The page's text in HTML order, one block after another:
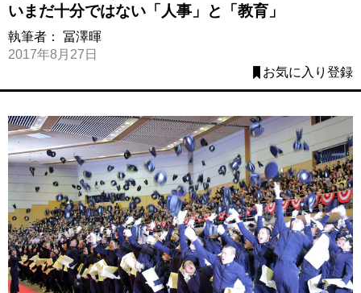
いまだ十分ではない「人事」と「教育」
執筆者： 冨澤暉
2017年8月27日
お気に入り登録